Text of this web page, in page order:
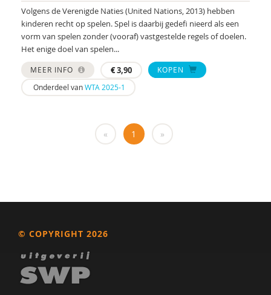
PhD | Promotores: prof. dr. J.K. Buitelaar;prof dr.
R.J. van der Gaag. Co-promotor: Dr. N.N.J.
Lambregts-Rommelse
Drs. A . van der Sijde
Susan A. H. van Hooren
Paul A. Mulder
Dr. A.A. Spek
Mw. A.A. Spek
Esther A.M. Neidt
Volgens de Verenigde Naties (United Nations, 2013) hebben
kinderen recht op spelen. Spel is daarbij gedefi nieerd als een
vorm van spelen zonder (vooraf) vastgestelde regels of doelen.
Het enige doel van spelen...
MEER INFO €3,90
KOPEN
Onderdeel vanWTA 2025-1
« 1 »
© COPYRIGHT 2026